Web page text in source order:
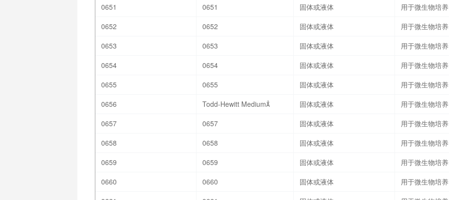
0651
0651 固体或液体 用于微生物培养
0652
0652 固体或液体 用于微生物培养
0653
0653 固体或液体 用于微生物培养
0654
0654 固体或液体 用于微生物培养
0655
0655 固体或液体 用于微生物培养
0656
Todd-Hewitt Medium 固体或液体 用于微生物培养
0657
0657 固体或液体 用于微生物培养
0658
0658 固体或液体 用于微生物培养
0659
0659 固体或液体 用于微生物培养
0660
0660 固体或液体 用于微生物培养